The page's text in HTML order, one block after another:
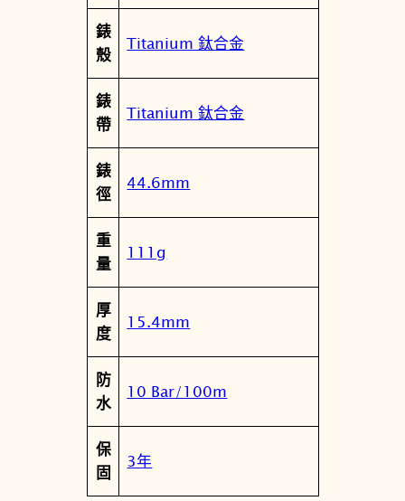
錶
C
4
0
4
1
W
量
錶
殼
Titanium 鈦合金
錶
帶
Titanium 鈦合金
錶
徑
44.6mm
重
量
111g
厚
度
15.4mm
防
水
10 Bar/100m
保
固
3年